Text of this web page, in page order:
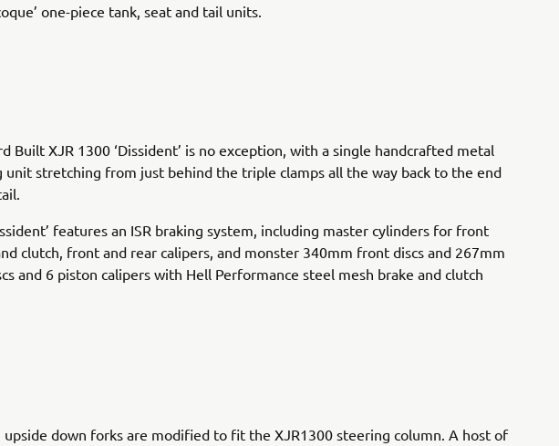
one-piece tank, seat and tail units.
Built XJR 1300 ‘Dissident’ is no exception, with a single handcrafted metal
unit stretching from just behind the triple clamps all the way back to the end
features an ISR braking system, including master cylinders for front
clutch, front and rear calipers, and monster 340mm front discs and 267mm
and 6 piston calipers with Hell Performance steel mesh brake and clutch
upside down forks are modified to fit the XJR1300 steering column. A host of